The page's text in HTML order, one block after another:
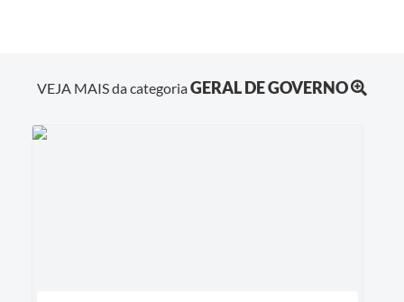
VEJA MAIS da categoriaGERAL DE GOVERNO